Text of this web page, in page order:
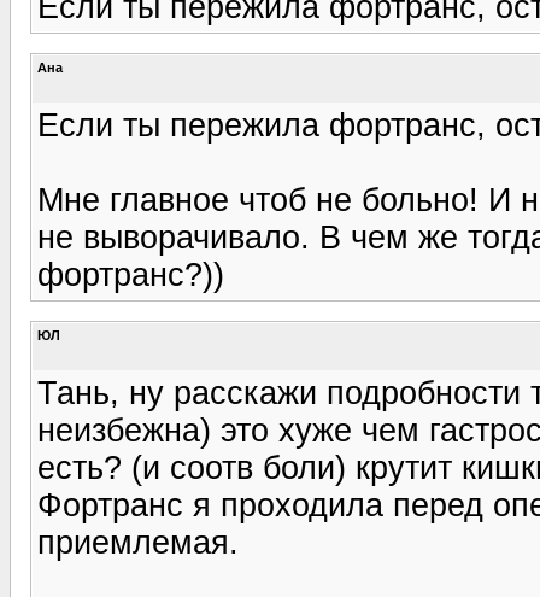
Ана
Если ты пережила фортранс,
Мне главное чтоб не больно! И
не выворачивало. В чем же
фортранс?))
ЮЛ
Тань, ну расскажи
неизбежна) это хуже чем
есть? (и соотв боли) крутит
Фортранс я проходила перед
приемлемая.